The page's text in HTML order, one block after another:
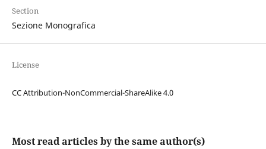
Section
Sezione Monografica
License
CC Attribution-NonCommercial-ShareAlike 4.0
Most read articles by the same author(s)